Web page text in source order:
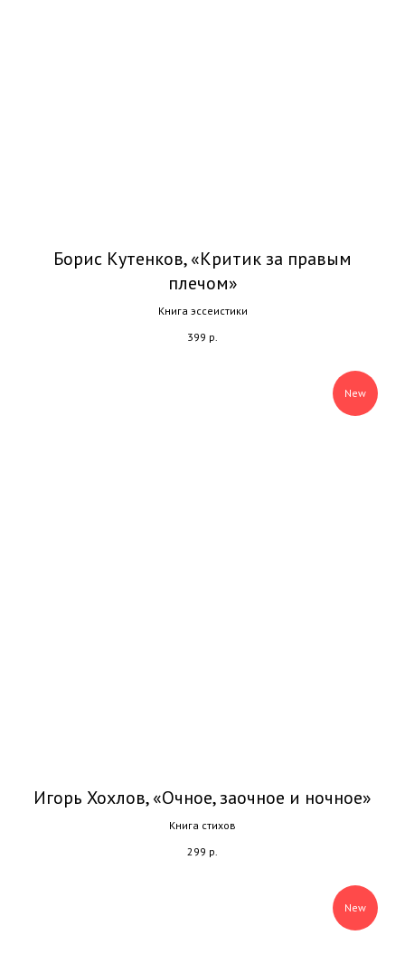
Борис Кутенков, «Критик за правым
плечом»
Книга эссеистики
399 р.
New
Игорь Хохлов, «Очное, заочное и ночное»
Книга стихов
299 р.
New